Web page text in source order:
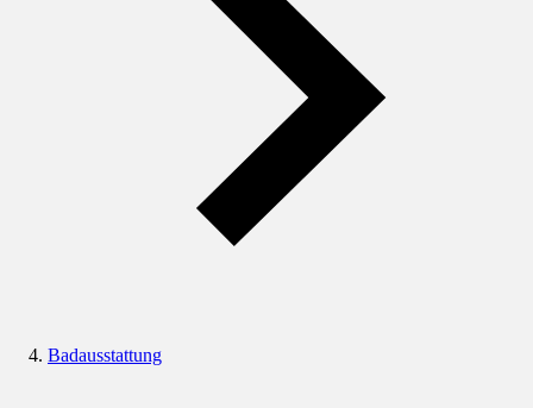
Badausstattung